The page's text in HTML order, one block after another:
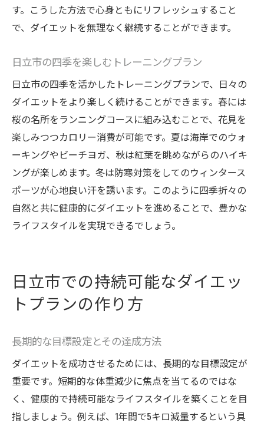
す。こうした方法で心身ともにリフレッシュすること
で、ダイエットを無理なく継続することができます。
日立市の四季を楽しむトレーニングプラン
日立市の四季を活かしたトレーニングプランで、日々の
ダイエットをより楽しく続けることができます。春には
桜の名所をランニングコースに組み込むことで、花見を
楽しみつつカロリー消費が可能です。夏は海岸でのウォ
ーキングやビーチヨガ、秋は紅葉を眺めながらのハイキ
ングが楽しめます。冬は防寒対策をしてのウィンタース
ポーツが心地良い汗を誘います。このように四季折々の
自然と共に健康的にダイエットを進めることで、豊かな
ライフスタイルを実現できるでしょう。
日立市での持続可能なダイエッ
トプランの作り方
長期的な目標設定とその達成方法
ダイエットを成功させるためには、長期的な目標設定が
重要です。短期的な体重減少に焦点を当てるのではな
く、健康的で持続可能なライフスタイルを築くことを目
指しましょう。例えば、1年間で5キロ減量するという具